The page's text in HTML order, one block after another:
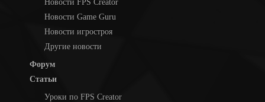
Новости Game Guru
Новости игростроя
Другие новости
Форум
Статьи
Уроки по FPS Creator